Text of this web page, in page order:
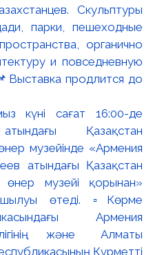
Скульптуры
парки, пешеходные
органично
и повседневную
продлится до